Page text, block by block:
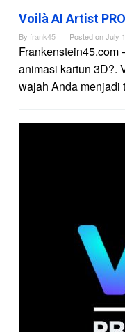
Voilà AI Artist
By frank45 Posted onJuly
Frankenstein45.com
animasi kartun 3D?.
wajah Anda